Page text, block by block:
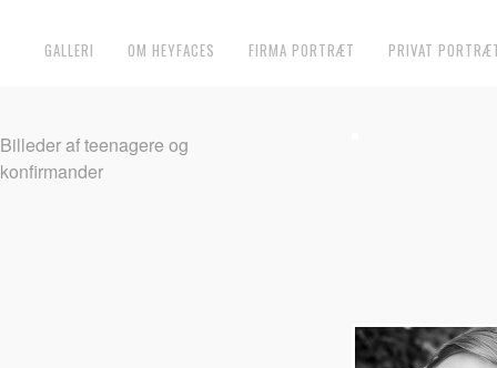
GALLERI OM HEYFACES FIRMA PORTRÆT PRIVAT
Billeder af teenagere og
konfirmander